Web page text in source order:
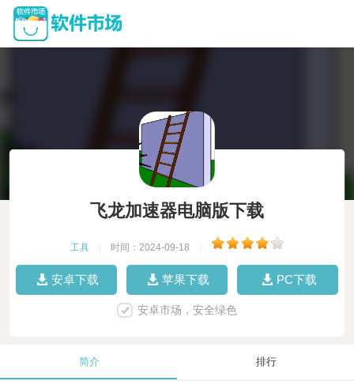
飞龙加速器电脑版下载
工具 时间：2024-09-18
安卓下载 苹果下载 PC下载
安卓市场，安全绿色
简介 排行